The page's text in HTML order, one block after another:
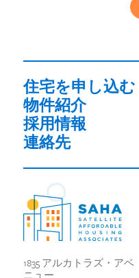
1835 アルカトラズ・アベ
住宅を申し込む
物件紹介
採用情報
連絡先